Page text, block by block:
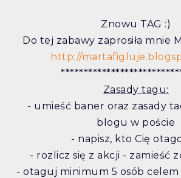
Znowu TAG :)
Do tej zabawy zaprosiła mnie
http://
Zasady tagu:
- umieść baner oraz zasady
blogu w poście
- napisz, kto Cię
- rozlicz się z akcji - zamieść
- otaguj minimum 5 osób celem